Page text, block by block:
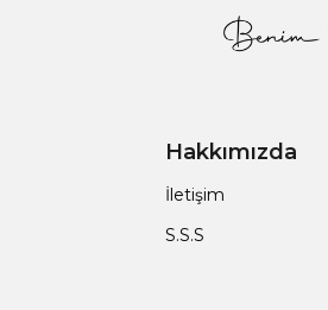
Hakkımızda
İletişim
S.S.S